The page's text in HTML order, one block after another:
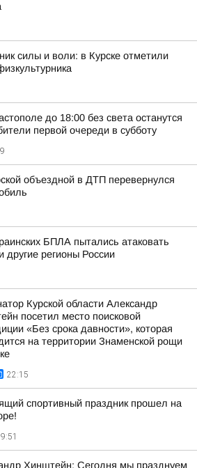
силы и воли: в Курске отметили
до 18:00 без света останутся
первой очереди в субботу
объездной в ДТП перевернулся
БПЛА пытались атаковать
другие регионы России
Курской области Александр
посетил место поисковой
«Без срока давности», которая
на территории Знаменской рощи
22:15
спортивный праздник прошел на
Хинштейн: Сегодня мы празднуем